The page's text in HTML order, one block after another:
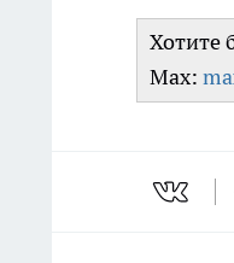
Хотите
Max: